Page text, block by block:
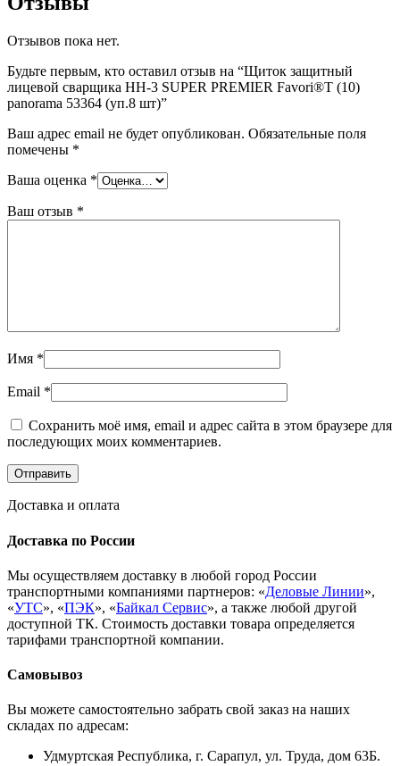
Отзывов пока нет.
Будьте первым, кто оставил отзыв на “Щиток защитный
лицевой сварщика НН-3 SUPER PREMIER Favori®T (10)
panorama 53364 (уп.8 шт)”
Ваш адрес email не будет опубликован. Обязательные поля
помечены *
Ваша оценка *
Ваш отзыв *
Имя *
Email *
Сохранить моё имя, email и адрес сайта в этом браузере для
последующих моих комментариев.
Доставка и оплата
Доставка по России
Мы осуществляем доставку в любой город России
транспортными компаниями партнеров: «Деловые Линии»,
«УТС», «ПЭК», «Байкал Сервис», а также любой другой
доступной ТК. Стоимость доставки товара определяется
тарифами транспортной компании.
Самовывоз
Вы можете самостоятельно забрать свой заказ на наших
складах по адресам:
Удмуртская Республика, г. Сарапул, ул. Труда, дом 63Б.